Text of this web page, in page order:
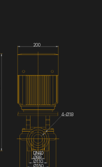
DN40
200
4-Ø18
Ø88
Ø110
Ø150